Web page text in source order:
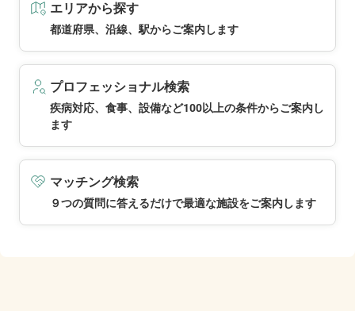
エリアから探す
都道府県、沿線、駅からご案内します
プロフェッショナル検索
疾病対応、食事、設備など100以上の条件からご案内し
ます
マッチング検索
９つの質問に答えるだけで最適な施設をご案内します